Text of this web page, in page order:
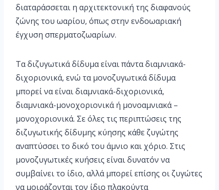
διαταράσσεται η αρχιτεκτονική της διαφανούς
ζώνης του ωαρίου, όπως στην ενδοωαριακή
έγχυση σπερματοζωαρίων.
Τα διζυγωτικά δίδυμα είναι πάντα διαμνιακά-
διχοριονικά, ενώ τα μονοζυγωτικά δίδυμα
μπορεί να είναι διαμνιακά-διχοριονικά,
διαμνιακά-μονοχοριονικά ή μονοαμνιακά –
μονοχοριονικά. Σε όλες τις περιπτώσεις της
διζυγωτικής δίδυμης κύησης κάθε ζυγώτης
αναπτύσσει το δικό του άμνιο και χόριο. Στις
μονοζυγωτικές κυήσεις είναι δυνατόν να
συμβαίνει το ίδιο, αλλά μπορεί επίσης οι ζυγώτες
να μοιράζονται τον ίδιο πλακούντα